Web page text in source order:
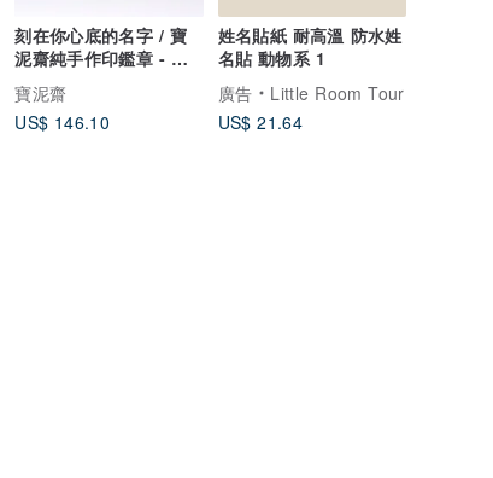
刻在你心底的名字 / 寶
泥齋純手作印鑑章 - 如
意鈕章
寶泥齋
US$ 146.10
姓名貼紙 耐高溫 防水姓
名貼 動物系 1
廣告
Little Room Tour
US$ 21.64